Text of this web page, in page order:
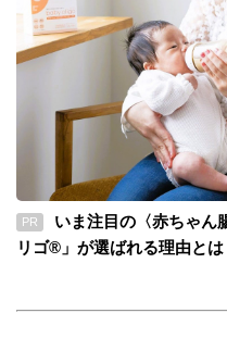
PR
いま注目の〈赤ちゃん
リゴ®」が選ばれる理由とは